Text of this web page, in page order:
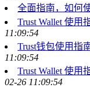
全面指南，如何
Trust Wallet 使用
11:09:54
Trust钱包使用指
11:09:54
Trust Wallet 使
02-26 11:09:54